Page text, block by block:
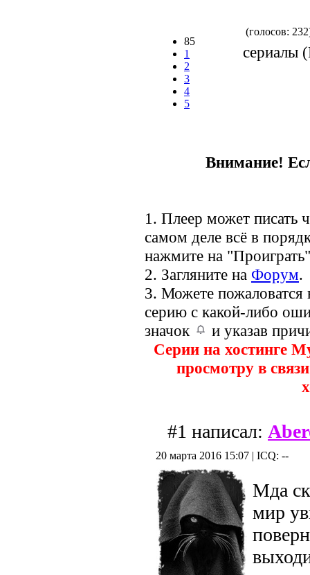
85
1
2
3
4
5
(голосов:
сериалы
Внимание!
1. Плеер может писать
самом деле всё в
нажмите на
2. Загляните на Форум.
3. Можете
серию с какой-либо
значок
и указав
Серии на хостинге
просмотру в
#1 написал:
20 марта 2016 15:07 | ICQ: --
Мда
мир